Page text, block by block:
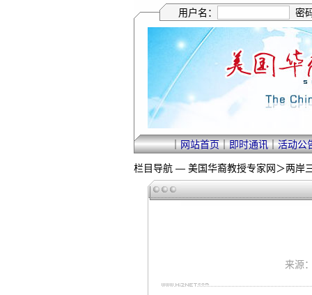
用户名： 密
｜网站首页｜即时通讯｜活动公
栏目导航 — 美国华裔教授专家网＞两岸
来源